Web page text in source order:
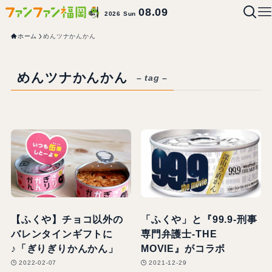
2026 Sun08.09
ホーム めんツナかんかん
めんツナかんかん – tag –
【ふくや】チョコ以外の
バレンタインギフトに
♪「ぎりぎりかんかん」
2022-02-07
「ふくや」と『99.9-刑事
専門弁護士-THE
MOVIE』がコラボ
2021-12-29